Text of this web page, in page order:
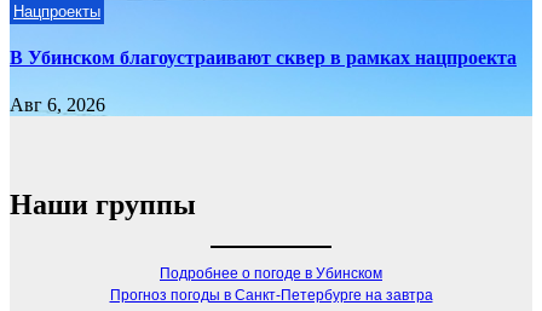
Нацпроекты
В Убинском благоустраивают сквер в рамках нацпроекта
Авг 6, 2026
Наши группы
Подробнее о погоде в Убинском
Прогноз погоды в Санкт-Петербурге на завтра